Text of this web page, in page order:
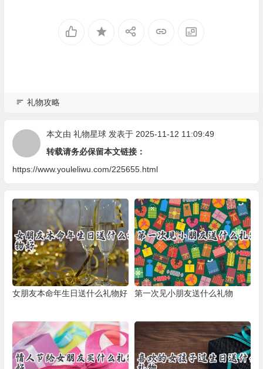
礼物攻略
本文由 礼物星球发表于 2025-11-12 11:09:49
转载请务必保留本文链接：
https://www.youleliwu.com/225655.html
女朋友本命年生日送什么礼物好 第一次见小朋友送什么礼物